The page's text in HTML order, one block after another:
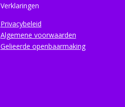
Verklaringen
Privacybeleid
Algemene voorwaarden
Gelieerde openbaarmaking